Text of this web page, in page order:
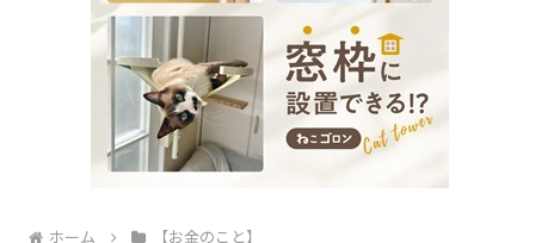
ホーム 【お金のこと】